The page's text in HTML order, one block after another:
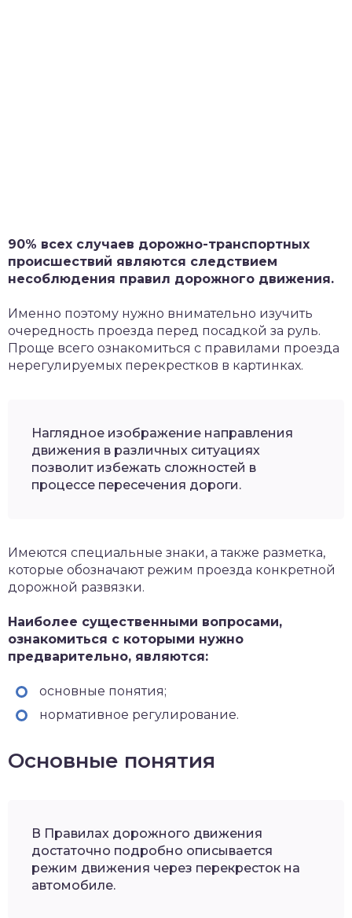
90% всех случаев дорожно-транспортных
происшествий являются следствием
несоблюдения правил дорожного движения.
Именно поэтому нужно внимательно изучить
очередность проезда перед посадкой за руль.
Проще всего ознакомиться с правилами проезда
нерегулируемых перекрестков в картинках.
Наглядное изображение направления
движения в различных ситуациях
позволит избежать сложностей в
процессе пересечения дороги.
Имеются специальные знаки, а также разметка,
которые обозначают режим проезда конкретной
дорожной развязки.
Наиболее существенными вопросами,
ознакомиться с которыми нужно
предварительно, являются:
основные понятия;
нормативное регулирование.
Основные понятия
В Правилах дорожного движения
достаточно подробно описывается
режим движения через перекресток на
автомобиле.